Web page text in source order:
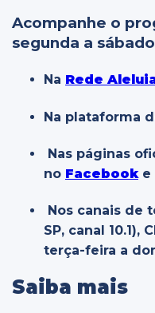
Acompanhe o
segunda a
Na Rede
Na plataforma
Nas páginas
no Facebooke
Nos canais de
SP, canal 10.1),
terça-feira a
Saiba mais